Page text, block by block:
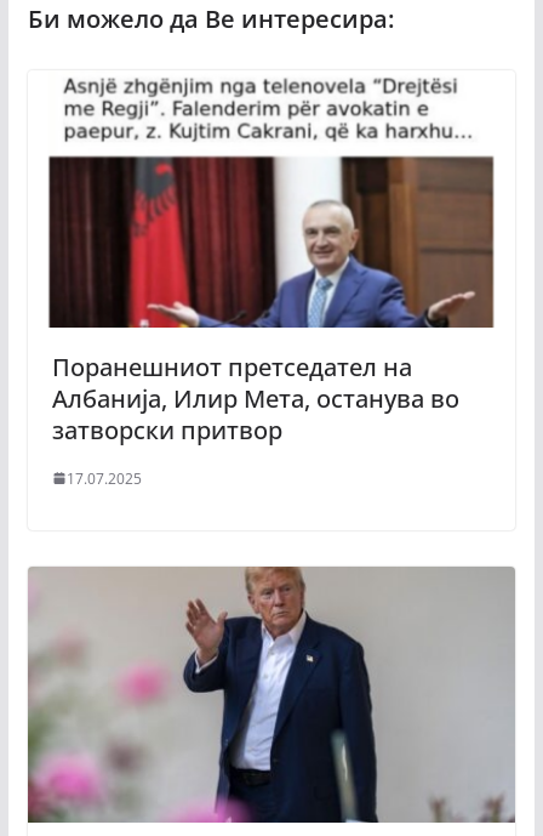
Поранешниот претседател на
Албанија, Илир Мета, останува во
затворски притвор
17.07.2025